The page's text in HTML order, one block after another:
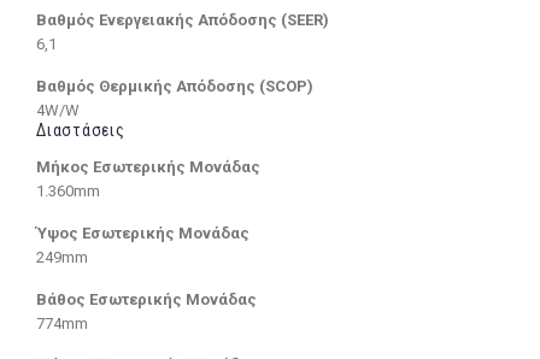
Βαθμός Ενεργειακής Απόδοσης (SEER)
6,1
Βαθμός Θερμικής Απόδοσης (SCOP)
4W/W
Διαστάσεις
Μήκος Εσωτερικής Μονάδας
1.360mm
Ύψος Εσωτερικής Μονάδας
249mm
Βάθος Εσωτερικής Μονάδας
774mm